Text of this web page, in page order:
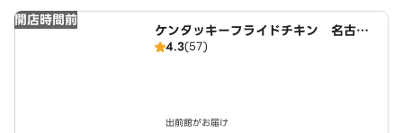
開店時間前
ケンタッキーフライドチキン 名古屋
平田店
4.3(57)
出前館がお届け